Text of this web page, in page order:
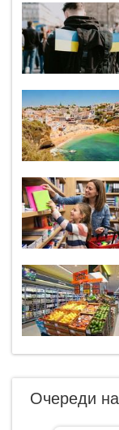
Очереди